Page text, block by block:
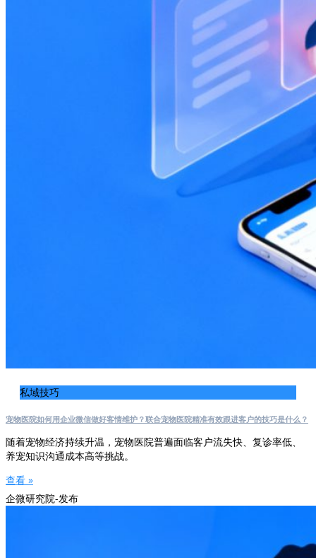
私域技巧
宠物医院如何用企业微信做好客情维护？联合宠物医院精准有效跟进客户的技巧是什么？
随着宠物经济持续升温，宠物医院普遍面临客户流失快、复诊率低、
养宠知识沟通成本高等挑战。
查看 »
企微研究院-发布